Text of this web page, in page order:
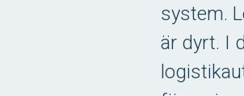
system.
är dyrt. I